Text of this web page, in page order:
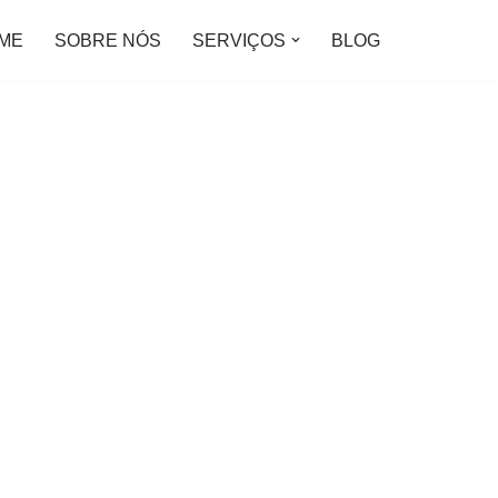
SOBRE NÓS SERVIÇOS BLOG